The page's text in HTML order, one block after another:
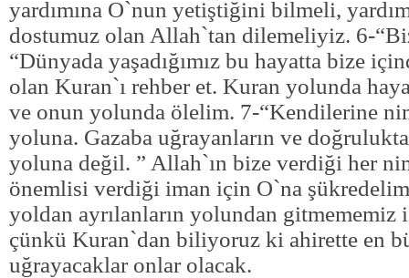
yardımına O`nun yetiştiğini bilmeli,
dostumuz olan Allah`tan dilemeliyiz. 6-
“Dünyada yaşadığımız bu hayatta bize
olan Kuran`ı rehber et. Kuran yolunda
ve onun yolunda ölelim. 7-“Kendilerine
yoluna. Gazaba uğrayanların ve
yoluna değil. ” Allah`ın bize verdiği her
önemlisi verdiği iman için O`na
yoldan ayrılanların yolundan gitmememiz
çünkü Kuran`dan biliyoruz ki ahirette en
uğrayacaklar onlar olacak.